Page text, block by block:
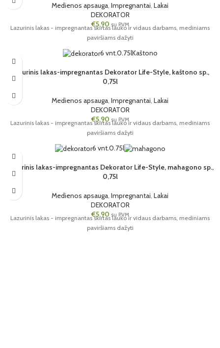
Medienos apsauga Impregnantai Lakai
DEKORATOR
€5,90 su PVM
Lazurinis lakas - impregnantas skirtas lauko ir vidaus darbams, mediniams
paviršiams dažyti
6 vnt.0.75lKaštono
Lazurinis lakas-impregnantas Dekorator Life-Style, kaštono sp.,
0,75l
Medienos apsauga Impregnantai Lakai
DEKORATOR
€5,90 su PVM
Lazurinis lakas - impregnantas skirtas lauko ir vidaus darbams, mediniams
paviršiams dažyti
6 vnt.0.75l
Lazurinis lakas-impregnantas Dekorator Life-Style, mahagono sp.,
0,75l
Medienos apsauga, Impregnantai, Lakai
DEKORATOR
€5,90 su PVM
Lazurinis lakas - impregnantas skirtas lauko ir vidaus darbams, mediniams
paviršiams dažyti